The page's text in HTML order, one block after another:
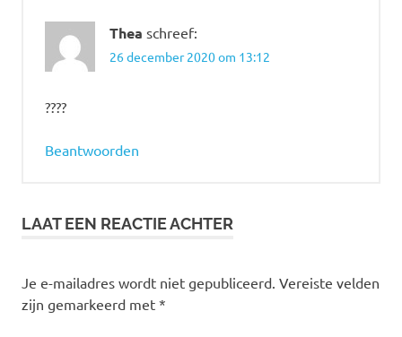
Thea schreef:
26 december 2020 om 13:12
????
Beantwoorden
LAAT EEN REACTIE ACHTER
Je e-mailadres wordt niet gepubliceerd. Vereiste velden
zijn gemarkeerd met *